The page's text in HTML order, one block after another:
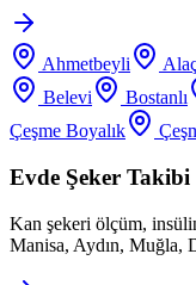
Ahmetbeyli
Belevi
Bostanlı
Çeşme Boyalık
Evde Şeker Takibi
Kan şekeri ölçüm,
Manisa, Aydın, Muğla,